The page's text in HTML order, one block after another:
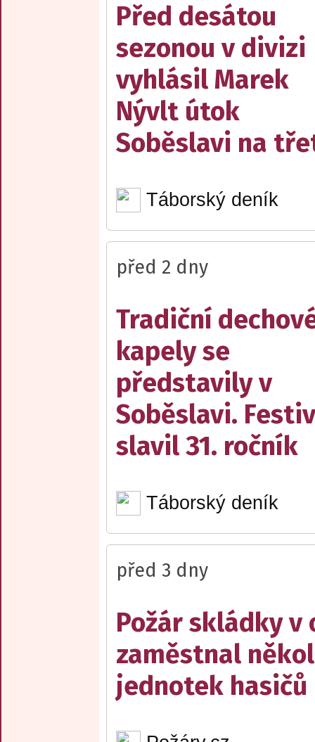
Před desátou
sezonou v divizi
vyhlásil Marek
Nývlt útok
Soběslavi na
Táborský deník
před 2 dny
Tradiční
kapely se
představily v
Soběslavi.
slavil 31. ročník
Táborský deník
před 3 dny
Požár skládky v
zaměstnal
jednotek hasičů